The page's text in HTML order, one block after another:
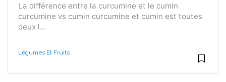
La différence entre la curcumine et le cumin
curcumine vs cumin curcumine et cumin est toutes
deux l...
Légumes Et Fruits